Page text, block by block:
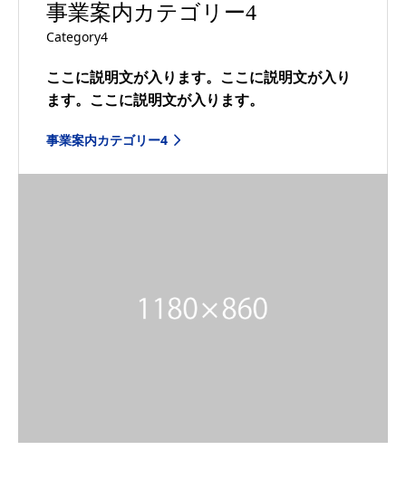
事業案内カテゴリー4
Category4
ここに説明文が入ります。ここに説明文が入り
ます。ここに説明文が入ります。
事業案内カテゴリー4